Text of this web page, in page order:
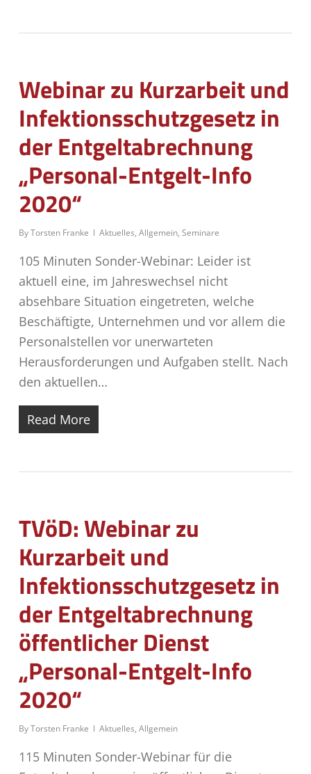
Webinar zu Kurzarbeit und
Infektionsschutzgesetz in
der Entgeltabrechnung
„Personal-Entgelt-Info
2020“
ByTorsten Franke Aktuelles, Allgemein, Seminare
105 Minuten Sonder-Webinar: Leider ist
aktuell eine, im Jahreswechsel nicht
absehbare Situation eingetreten, welche
Beschäftigte, Unternehmen und vor allem die
Personalstellen vor unerwarteten
Herausforderungen und Aufgaben stellt. Nach
den aktuellen…
Read More
TVöD: Webinar zu
Kurzarbeit und
Infektionsschutzgesetz in
der Entgeltabrechnung
öffentlicher Dienst
„Personal-Entgelt-Info
2020“
ByTorsten Franke Aktuelles, Allgemein
115 Minuten Sonder-Webinar für die